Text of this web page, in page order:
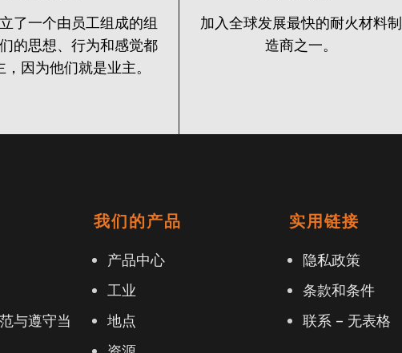
了一个由员工组成的组
的思想、行为和感觉都
因为他们就是业主。
加入全球发展最快的耐火材料制
造商之一。
与遵守当
我们的产品
产品中心
工业
地点
实用链接
隐私政策
条款和条件
联系 – 无表格